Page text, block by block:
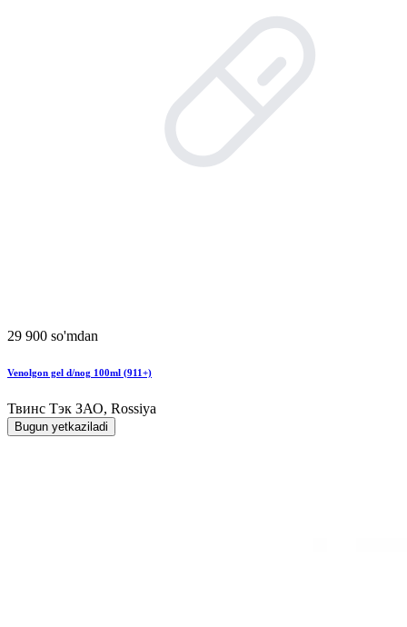
29 900 so'mdan
Venolgon gel d/nog 100ml (911+)
Твинс Тэк ЗАО, Rossiya
Bugun yetkaziladi